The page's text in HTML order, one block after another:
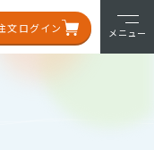
文ログイン メニュー